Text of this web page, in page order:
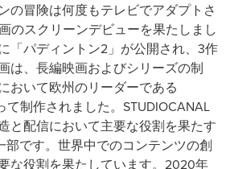
の冒険は何度もテレビでアダプトさ
のスクリーンデビューを果たしまし
「パディントン2」が公開され、3作
は、長編映画およびシリーズの制
おいて欧州のリーダーである
て制作されました。STUDIOCANAL
と配信において主要な役割を果たす
部です。世界中でのコンテンツの創
な役割を果たしています。2020年